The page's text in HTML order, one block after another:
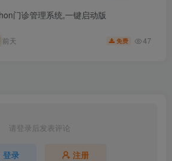
门诊管理系统,一键启动版
前天 免费 47
请登录后发表评论
登录 注册